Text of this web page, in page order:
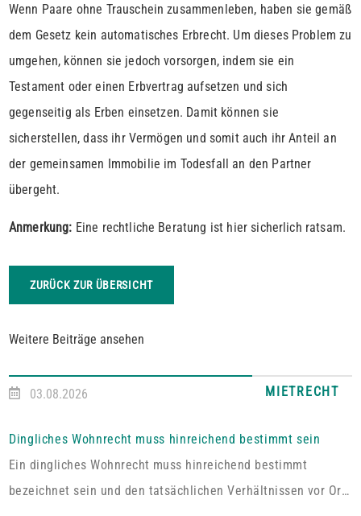
Wenn Paare ohne Trauschein zusammenleben, haben sie gemäß
dem Gesetz kein automatisches Erbrecht. Um dieses Problem zu
umgehen, können sie jedoch vorsorgen, indem sie ein
Testament oder einen Erbvertrag aufsetzen und sich
gegenseitig als Erben einsetzen. Damit können sie
sicherstellen, dass ihr Vermögen und somit auch ihr Anteil an
der gemeinsamen Immobilie im Todesfall an den Partner
übergeht.
Anmerkung: Eine rechtliche Beratung ist hier sicherlich ratsam.
ZURÜCK ZUR ÜBERSICHT
Weitere Beiträge ansehen
03.08.2026 MIETRECHT
Dingliches Wohnrecht muss hinreichend bestimmt sein
Ein dingliches Wohnrecht muss hinreichend bestimmt
bezeichnet sein und den tatsächlichen Verhältnissen vor Ort